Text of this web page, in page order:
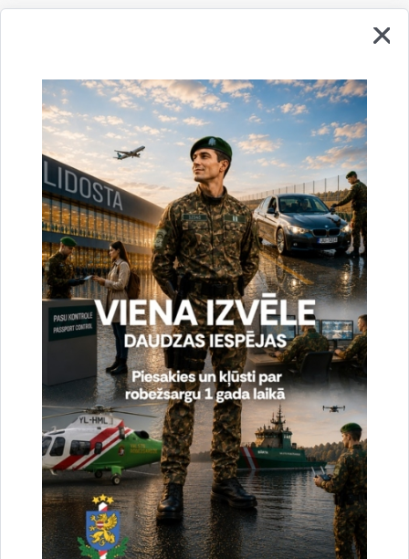
Vai šī informācija bija noderīga?
Sniegt atsauksmi
Esi pirmais, kas uzzina!